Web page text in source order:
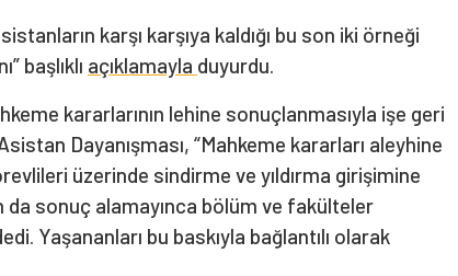
karşı karşıya kaldığı bu son iki örneği
başlıklı açıklamayla duyurdu.
kararlarının lehine sonuçlanmasıyla işe geri
Dayanışması, “Mahkeme kararları aleyhine
üzerinde sindirme ve yıldırma girişimine
da sonuç alamayınca bölüm ve fakülteler
Yaşananları bu baskıyla bağlantılı olarak